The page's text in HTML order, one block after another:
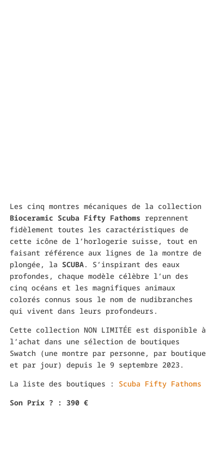
Les cinq montres mécaniques de la collection
Bioceramic Scuba Fifty Fathoms reprennent
fidèlement toutes les caractéristiques de
cette icône de l’horlogerie suisse, tout en
faisant référence aux lignes de la montre de
plongée, la SCUBA. S’inspirant des eaux
profondes, chaque modèle célèbre l’un des
cinq océans et les magnifiques animaux
colorés connus sous le nom de nudibranches
qui vivent dans leurs profondeurs.
Cette collection NON LIMITÉE est disponible à
l’achat dans une sélection de boutiques
Swatch (une montre par personne, par boutique
et par jour) depuis le 9 septembre 2023.
La liste des boutiques : Scuba Fifty Fathoms
Son Prix ? : 390 €